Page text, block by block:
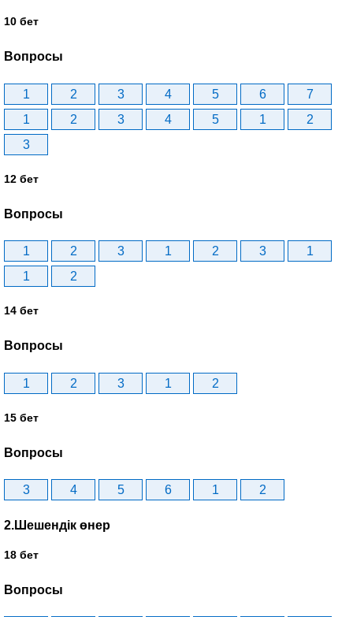
10 бет
Вопросы
1 2 3 4 5 6
7
1
2 3 4 5 1
2
3
12 бет
Вопросы
1 2 3 1 2 3
1
1
2
14 бет
Вопросы
1 2 3 1 2
15 бет
Вопросы
3 4 5 6 1 2
2.Шешендік өнер
18 бет
Вопросы